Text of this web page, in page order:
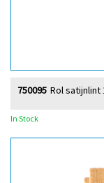
Rol satijnlint
750095
In Stock